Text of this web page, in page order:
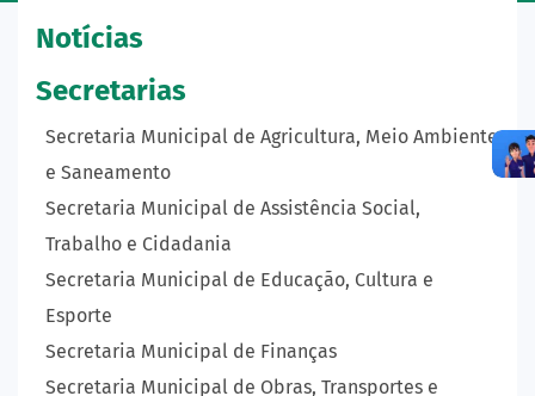
Notícias
Secretarias
Secretaria Municipal de Agricultura, Meio Ambiente
e Saneamento
Secretaria Municipal de Assistência Social,
Trabalho e Cidadania
Secretaria Municipal de Educação, Cultura e
Esporte
Secretaria Municipal de Finanças
Secretaria Municipal de Obras, Transportes e